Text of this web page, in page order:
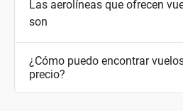
Las aerolíneas que ofrecen
son
¿Cómo puedo encontrar
precio?